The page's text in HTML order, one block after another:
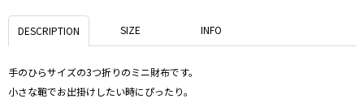
DESCRIPTION SIZE INFO
手のひらサイズの3つ折りのミニ財布です。
小さな鞄でお出掛けしたい時にぴったり。